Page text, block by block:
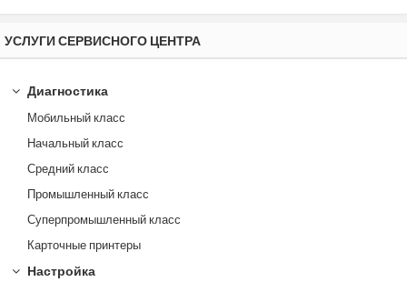
УСЛУГИ СЕРВИСНОГО ЦЕНТРА
Диагностика
Мобильный класс
Начальный класс
Средний класс
Промышленный класс
Суперпромышленный класс
Карточные принтеры
Настройка